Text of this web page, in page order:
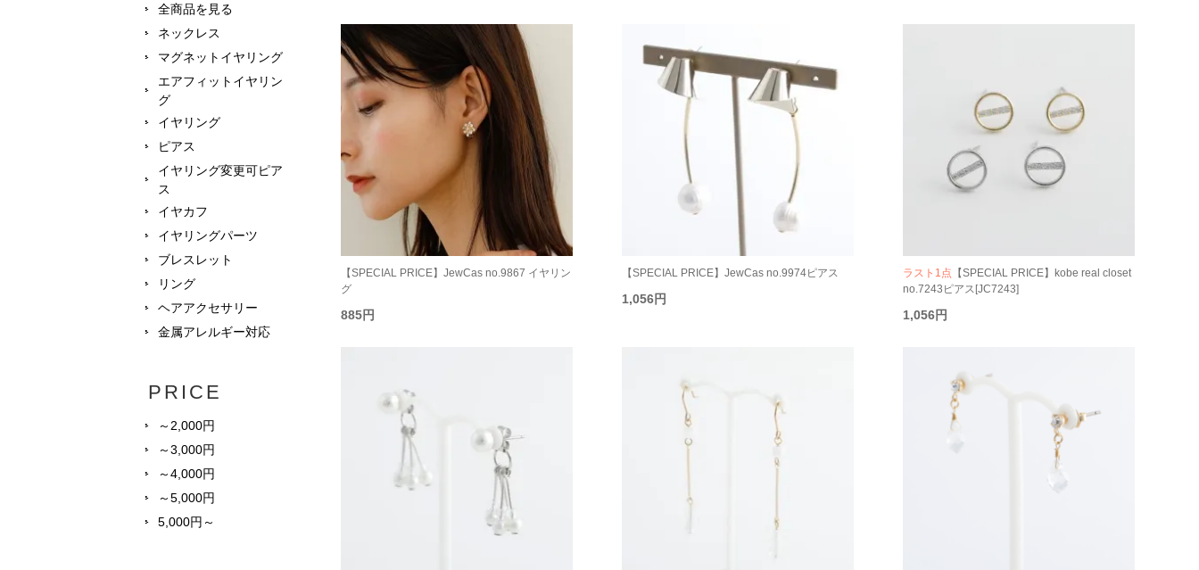
【SPECIAL PRICE】JewCas no.9867 イヤリン
グ
885円
【SPECIAL PRICE】JewCas no.9974ピアス
1,056円
ラスト1点 【SPECIAL PRICE】kobe real closet
no.7243ピアス[JC7243]
1,056円
全商品を見る
ネックレス
マグネットイヤリング
エアフィットイヤリン
グ
イヤリング
ピアス
イヤリング変更可ピア
ス
イヤカフ
イヤリングパーツ
ブレスレット
リング
ヘアアクセサリー
金属アレルギー対応
PRICE
～2,000円
～3,000円
～4,000円
～5,000円
5,000円～